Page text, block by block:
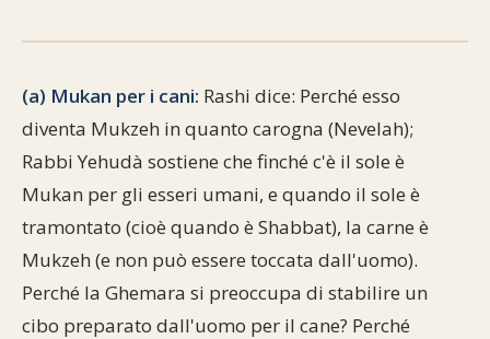
(a) Mukan per i cani: Rashi dice: Perché esso
diventa Mukzeh in quanto carogna (Nevelah);
Rabbi Yehudà sostiene che finché c'è il sole è
Mukan per gli esseri umani, e quando il sole è
tramontato (cioè quando è Shabbat), la carne è
Mukzeh (e non può essere toccata dall'uomo).
Perché la Ghemara si preoccupa di stabilire un
cibo preparato dall'uomo per il cane? Perché